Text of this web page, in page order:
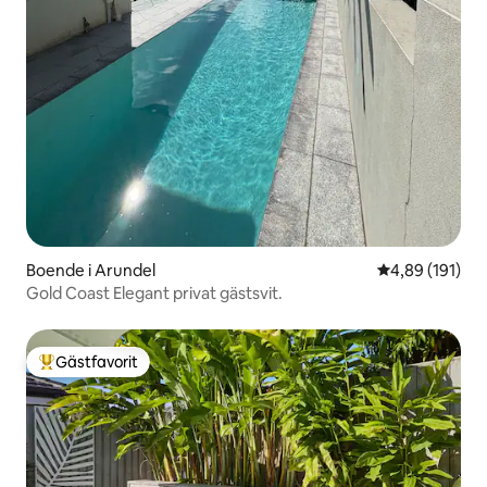
Boende i Arundel 4,89 av 5 i
4,89 (191)
Gold Coast Elegant privat gästsvit.
Populär gästfavorit
Gästfavorit